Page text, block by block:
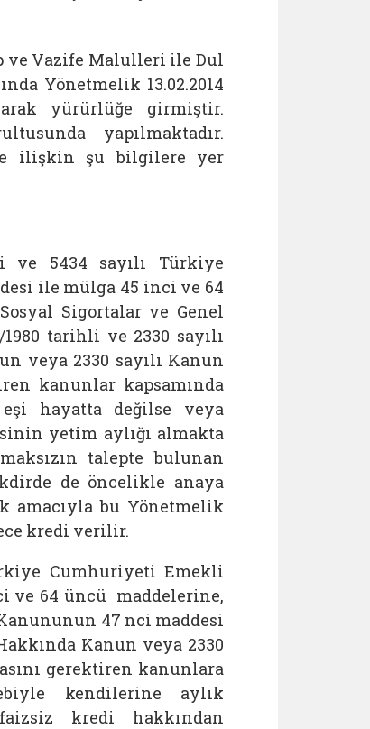
ve Vazife Malulleri ile Dul
Yönetmelik 13.02.2014
yürürlüğe girmiştir.
yapılmaktadır.
ilişkin şu bilgilere yer
ve 5434 sayılı Türkiye
ile mülga 45 inci ve 64
Sigortalar ve Genel
tarihli ve 2330 sayılı
veya 2330 sayılı Kanun
kanunlar kapsamında
hayatta değilse veya
yetim aylığı almakta
talepte bulunan
de öncelikle anaya
amacıyla bu Yönetmelik
kredi verilir.
Cumhuriyeti Emekli
ve 64 üncü maddelerine,
Kanununun 47 nci maddesi
Kanun veya 2330
gerektiren kanunlara
kendilerine aylık
kredi hakkından